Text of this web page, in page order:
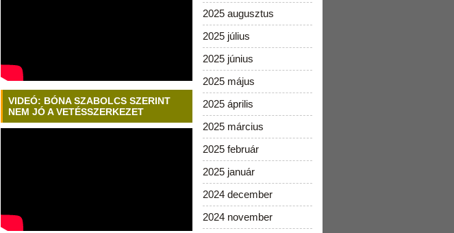
VIDEÓ: BÓNA SZABOLCS SZERINT
NEM JÓ A VETÉSSZERKEZET
2025 augusztus
2025 július
2025 június
2025 május
2025 április
2025 március
2025 február
2025 január
2024 december
2024 november